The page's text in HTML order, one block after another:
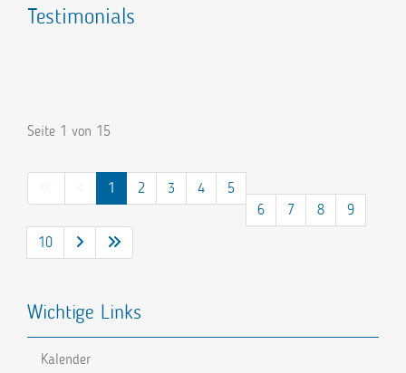
Testimonials
Seite 1 von 15
1 2 3 4
5
6
7 8
9
10
Wichtige Links
Kalender